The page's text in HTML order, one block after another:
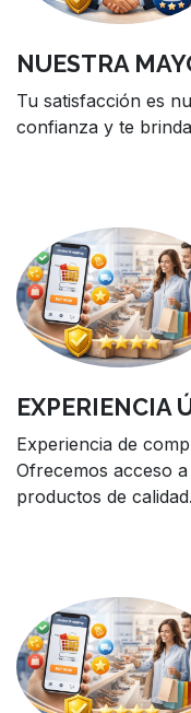
NUESTRA
Tu satisfacción es
confianza y te
EXPERIENCIA
Experiencia de
Ofrecemos acceso
productos de calidad.